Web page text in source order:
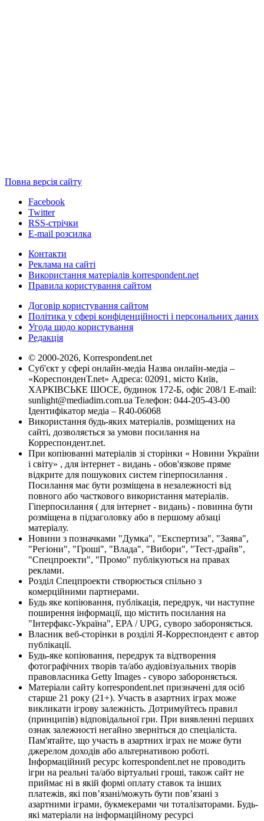
Повна версія сайту
Facebook
Twitter
RSS-стрічки
E-mail розсилка
Контакти
Реклама на сайті
Використання матеріалів korrespondent.net
Правила користування сайтом
Договір користування сайтом
Політика у сфері конфіденційності і персональних даних
Угода щодо користування
Редакція
© 2000-2026, Korrespondent.net
Суб'єкт у сфері онлайн-медіа Назва онлайн-медіа –
«КореспонденТ.net» Адреса: 02091, місто Київ,
ХАРКІВСЬКЕ ШОСЕ, будинок 172-Б, офіс 208/1 E-mail:
sunlight@mediadim.com.ua Телефон: 044-205-43-00
Ідентифікатор медіа – R40-06068
Використання будь-яких матеріалів, розміщених на
сайті, дозволяється за умови посилання на
Корреспондент.net.
При копіюванні матеріалів зі сторінки « Новини України
і світу» , для інтернет - видань - обов'язкове пряме
відкрите для пошукових систем гіперпосилання .
Посилання має бути розміщена в незалежності від
повного або часткового використання матеріалів.
Гіперпосилання ( для інтернет - видань) - повинна бути
розміщена в підзаголовку або в першому абзаці
матеріалу.
Новини з позначками "Думка", "Експертиза", "Заява",
"Регіони", "Гроші", "Влада", "Вибори", "Тест-драйв",
"Спецпроекти", "Промо" публікуються на правах
реклами.
Розділ Спецпроекти створюється спільно з
комерційними партнерами.
Будь яке копіювання, публікація, передрук, чи наступне
поширення інформації, що містить посилання на
"Інтерфакс-Україна", EPA / UPG, суворо забороняється.
Власник веб-сторінки в розділі Я-Корреспондент є автор
публікації.
Будь-яке копіювання, передрук та відтворення
фотографічних творів та/або аудіовізуальних творів
правовласника Getty Images - суворо забороняється.
Матеріали сайту korrespondent.net призначені для осіб
старше 21 року (21+). Участь в азартних іграх може
викликати ігрову залежність. Дотримуйтесь правил
(принципів) відповідальної гри. При виявленні перших
ознак залежності негайно зверніться до спеціаліста.
Пам'ятайте, що участь в азартних іграх не може бути
джерелом доходів або альтернативою роботі.
Інформаційний ресурс korrespondent.net не проводить
ігри на реальні та/або віртуальні гроші, також сайт не
приймає ні в якій формі оплату ставок та інших
платежів, які пов’язані/можуть бути пов’язані з
азартними іграми, букмекерами чи тоталізаторами. Будь-
які матеріали на інформаційному ресурсі